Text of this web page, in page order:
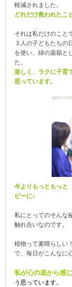
軽減されました。
どれだけ救われたこ
それは私だけのこと
３人の子どもたちの
を使い、緑の薬箱と
た。
楽しく、ラクに子育
思っています。
今よりもっともっ
ピーに♪
私にとってのそんな
触れ合いなのです。
植物って素晴らしい
で、毎日がこんなに
私が心の底から感
う思っています。